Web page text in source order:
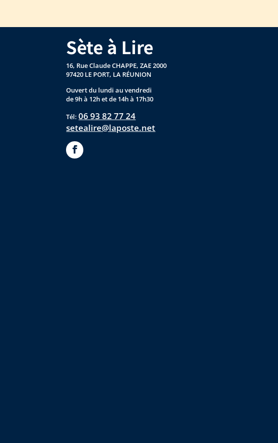
Sète à Lire
16, Rue Claude CHAPPE, ZAE 2000
97420 LE PORT, LA RÉUNION
Ouvert du lundi au vendredi
de 9h à 12h et de 14h à 17h30
Tél:06 93 82 77 24
setealire@laposte.net